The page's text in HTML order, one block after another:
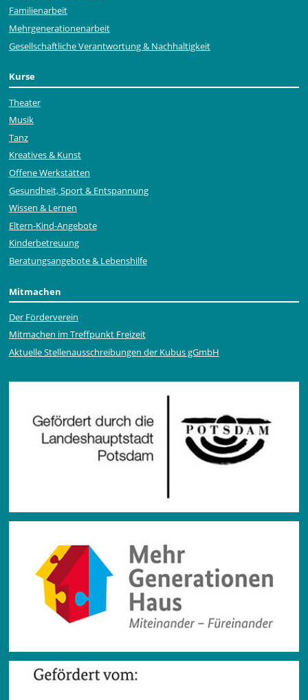
Familienarbeit
Mehr­generationen­arbeit
Gesellschaftliche Verantwortung & Nachhaltigkeit
Kurse
Theater
Musik
Tanz
Kreatives & Kunst
Offene Werkstätten
Gesundheit, Sport & Entspannung
Wissen & Lernen
Eltern-Kind-Angebote
Kinderbetreuung
Beratungsangebote & Lebenshilfe
Mitmachen
Der Förderverein
Mitmachen im Treffpunkt Freizeit
Aktuelle Stellen­ausschrei­bungen der Kubus gGmbH